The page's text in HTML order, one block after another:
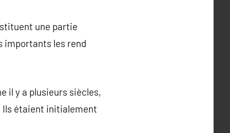
une partie
importants les rend
il y a plusieurs siècles,
Ils étaient initialement